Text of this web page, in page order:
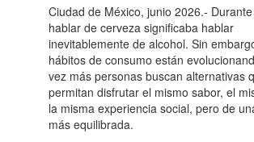
Ciudad de México, junio 2026.-
hablar de cerveza significaba hablar
inevitablemente de alcohol. Sin
hábitos de consumo están
vez más personas buscan alternativas
permitan disfrutar el mismo sabor, el
la misma experiencia social, pero de
más equilibrada.